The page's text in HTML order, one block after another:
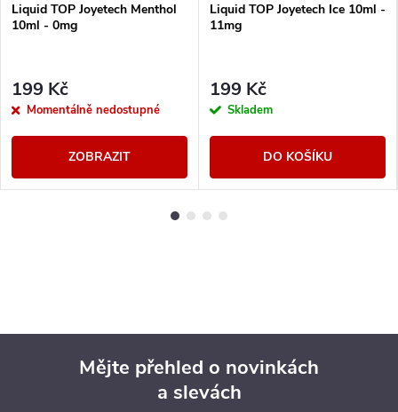
Liquid TOP Joyetech Menthol
10ml - 0mg
199 Kč
Momentálně nedostupné
ZOBRAZIT
Liquid TOP Joyetech Ice 10ml -
11mg
199 Kč
Skladem
DO KOŠÍKU
Mějte přehled o novinkách
a slevách